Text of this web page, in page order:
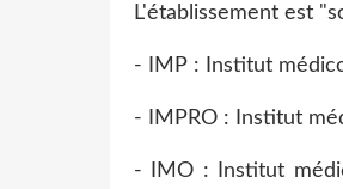
L'établissement est
- IMP : Institut
- IMPRO : Institut
- IMO : Institut